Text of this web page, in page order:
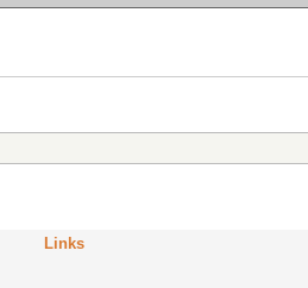
Links